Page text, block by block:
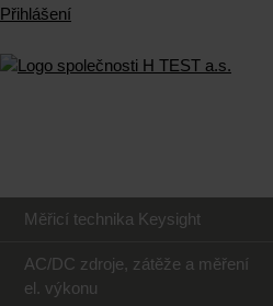
Přihlášení
Měřicí technika Keysight
AC/DC zdroje, zátěže a měření
el. výkonu